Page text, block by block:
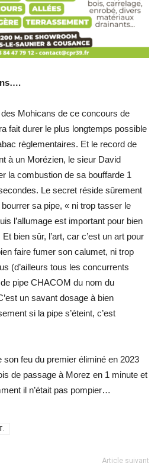
Mohicans….
Mohicans de ce concours de
fait durer le plus longtemps possible
règlementaires. Et le record de
à un Morézien, le sieur David
la combustion de sa bouffarde 1
Le secret réside sûrement
sa pipe, « ni trop tasser le
l’allumage est important pour bien
bien sûr, l’art, car c’est un art pour
faire fumer son calumet, ni trop
(d’ailleurs tous les concurrents
pipe CHACOM du nom du
un savant dosage à bien
si la pipe s’éteint, c’est
son feu du premier éliminé en 2023
de passage à Morez en 1 minute et
il n’était pas pompier…
Article suivant